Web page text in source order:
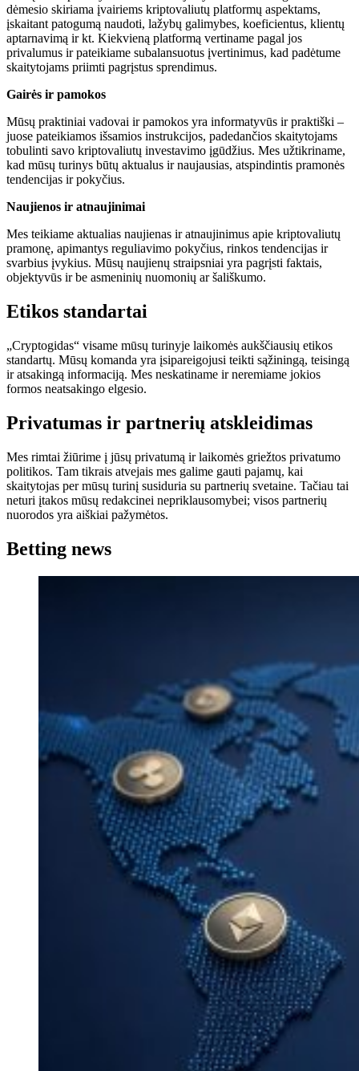
dėmesio skiriama įvairiems kriptovaliutų platformų aspektams,
įskaitant patogumą naudoti, lažybų galimybes, koeficientus, klientų
aptarnavimą ir kt. Kiekvieną platformą vertiname pagal jos
privalumus ir pateikiame subalansuotus įvertinimus, kad padėtume
skaitytojams priimti pagrįstus sprendimus.
Gairės ir pamokos
Mūsų praktiniai vadovai ir pamokos yra informatyvūs ir praktiški –
juose pateikiamos išsamios instrukcijos, padedančios skaitytojams
tobulinti savo kriptovaliutų investavimo įgūdžius. Mes užtikriname,
kad mūsų turinys būtų aktualus ir naujausias, atspindintis pramonės
tendencijas ir pokyčius.
Naujienos ir atnaujinimai
Mes teikiame aktualias naujienas ir atnaujinimus apie kriptovaliutų
pramonę, apimantys reguliavimo pokyčius, rinkos tendencijas ir
svarbius įvykius. Mūsų naujienų straipsniai yra pagrįsti faktais,
objektyvūs ir be asmeninių nuomonių ar šališkumo.
Etikos standartai
„Cryptogidas“ visame mūsų turinyje laikomės aukščiausių etikos
standartų. Mūsų komanda yra įsipareigojusi teikti sąžiningą, teisingą
ir atsakingą informaciją. Mes neskatiname ir neremiame jokios
formos neatsakingo elgesio.
Privatumas ir partnerių atskleidimas
Mes rimtai žiūrime į jūsų privatumą ir laikomės griežtos privatumo
politikos. Tam tikrais atvejais mes galime gauti pajamų, kai
skaitytojas per mūsų turinį susiduria su partnerių svetaine. Tačiau tai
neturi įtakos mūsų redakcinei nepriklausomybei; visos partnerių
nuorodos yra aiškiai pažymėtos.
Betting news